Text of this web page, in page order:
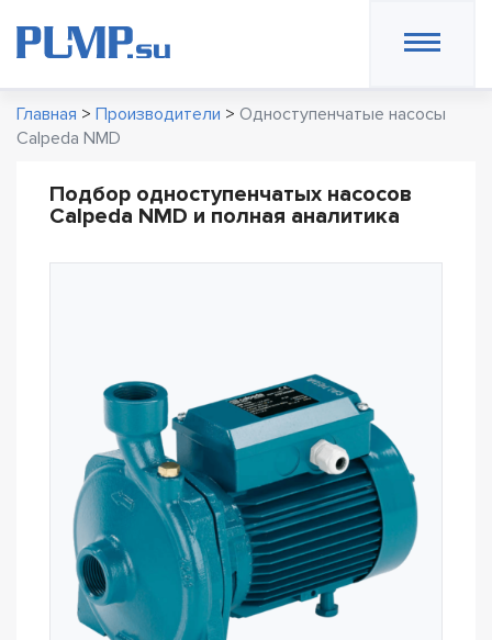
Главная > Производители > Одноступенчатые насосы
Calpeda NMD
Подбор одноступенчатых насосов
Calpeda NMD и полная аналитика